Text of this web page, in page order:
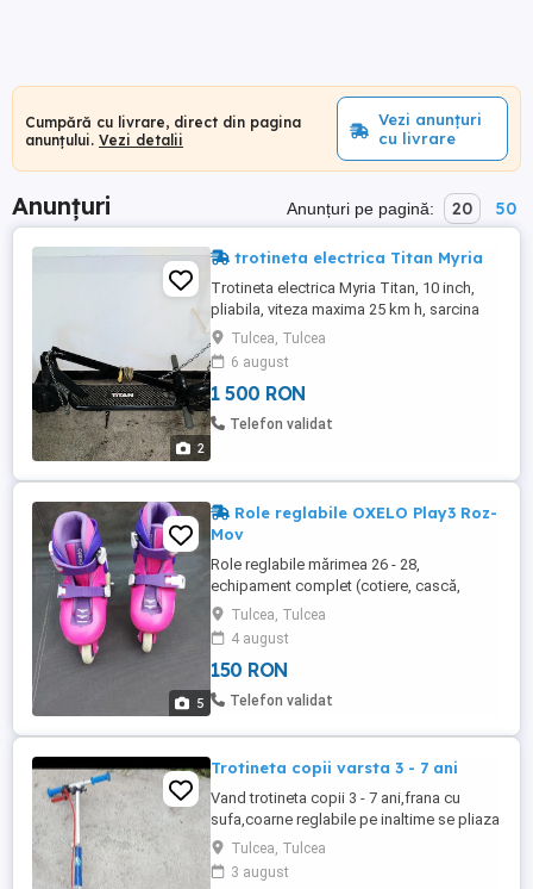
Cumpără cu livrare, direct din pagina
anunțului. Vezi detalii
Vezi anunțuri
cu livrare
Anunțuri Anunțuri pe pagină: 20 50
2
trotineta electrica Titan Myria
Trotineta electrica Myria Titan, 10 inch,
pliabila, viteza maxima 25 km h, sarcina
utila 140 kg,autonomie 95 km, afisaj LED,
functie Bluetooth, baterie 48V 12,5 Ah,
putere motor 500 W, folosita 300 km, an
fabricatie 2022.
Tulcea, Tulcea
6 august
1 500 RON
Telefon validat
5
Role reglabile OXELO Play3 Roz-
Mov
Role reglabile mărimea 26 - 28,
echipament complet (cotiere, cască,
genunchiere, protecții pentru încheietură].
Stare buna, mici urme de uzura normala,
folosite 3 plimbari in parc, dupa care ne-
au ramas mici.
Tulcea, Tulcea
4 august
150 RON
Telefon validat
Trotineta copii varsta 3 - 7 ani
Vand trotineta copii 3 - 7 ani,frana cu
sufa,coarne reglabile pe inaltime se pliaza
depozitare sau transport facil,putin
folosita ca noua.
Tulcea, Tulcea
3 august